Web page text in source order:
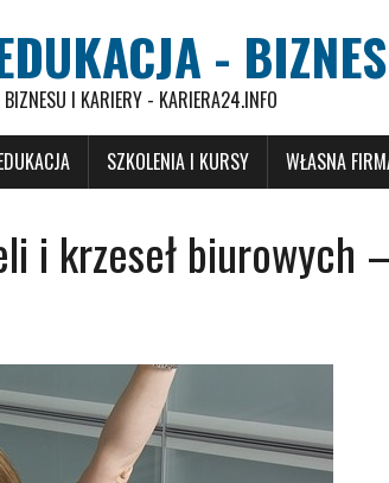
- BIZNES
I KARIERY - KARIERA24.INFO
SZKOLENIA I KURSY WŁASNA
i krzeseł biurowych